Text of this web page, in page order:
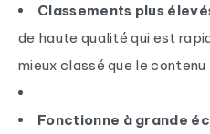
Classements plus
de haute qualité qui est
mieux classé que le
Fonctionne à grande